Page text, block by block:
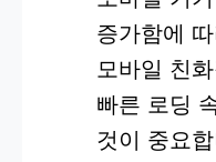
증가함에
모바일 친
빠른 로딩
것이 중요